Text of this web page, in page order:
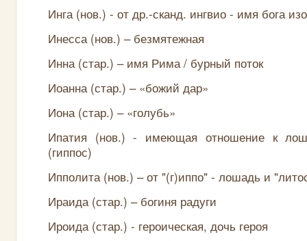
Инга (нов.) - от др.-сканд. ингвио - имя бога
Инесса (нов.) – безмятежная
Инна (стар.) – имя Рима / бурный поток
Иоанна (стар.) – «божий дар»
Иона (стар.) – «голубь»
Ипатия (нов.) - имеющая отношение к
(гиппос)
Ипполита (нов.) – от "(г)иппо" - лошадь и
Ираида (стар.) – богиня радуги
Ироида (стар.) - героическая, дочь героя